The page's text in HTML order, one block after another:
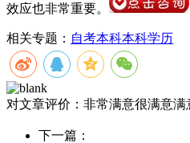
效应也非常重要。
相关专题： 自考本科本科学历
对文章评价： 非常满意很满意满
下一篇：